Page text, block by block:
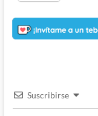
Suscribirse